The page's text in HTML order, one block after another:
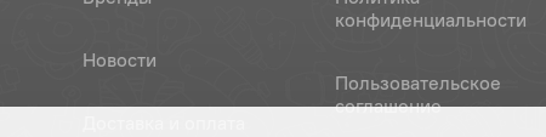
Новости
конфиденциальности
Пользовательское
соглашение